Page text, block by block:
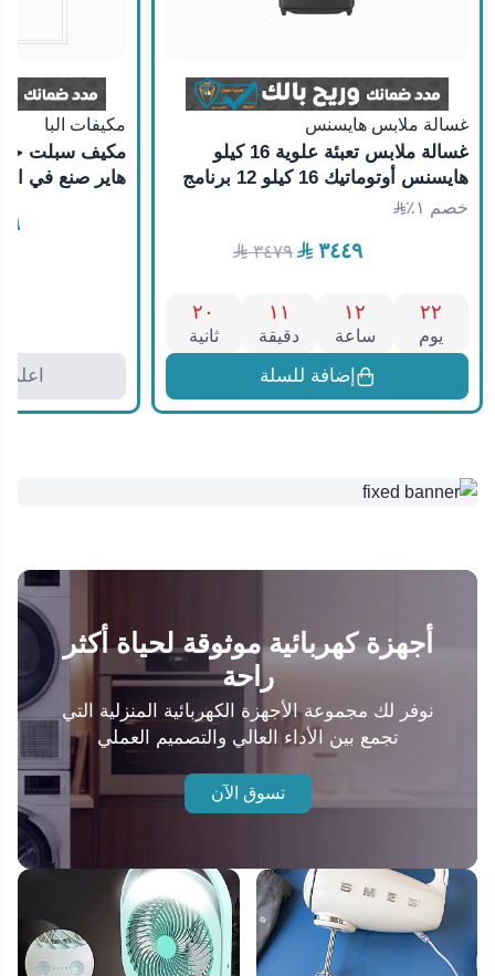
غسالة ملابس هايسنس
غسالة ملابس تعبئة علوية 16 كيلو
هايسنس أوتوماتيك 16 كيلو 12 برنامج
DD رمادي داكن انفيرتر صنع في الصينخصم ١٪
٣٤٤٩ ٣٤٧٩
إضافة للسلة
٢٠
ثانية
١١
دقيقة
١٢
ساعة
٢٢
يوم
مكيفات البا
هاير صنع في الصين ELBA24HAN20
أجهزة كهربائية موثوقة لحياة أكثر
راحة
نوفر لك مجموعة الأجهزة الكهربائية المنزلية التي
تجمع بين الأداء العالي والتصميم العملي
تسوق الآن